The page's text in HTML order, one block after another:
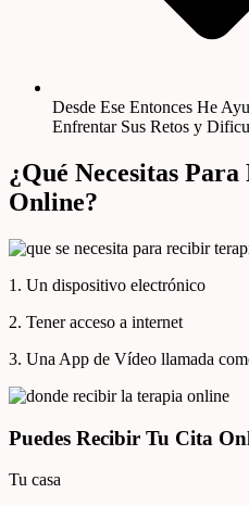
Desde Ese Entonces He
Enfrentar Sus Retos y
¿Qué Necesitas
Online?
1. Un dispositivo electrónico
2. Tener acceso a internet
3. Una App de Vídeo llamada
Puedes Recibir Tu Cita
Tu casa